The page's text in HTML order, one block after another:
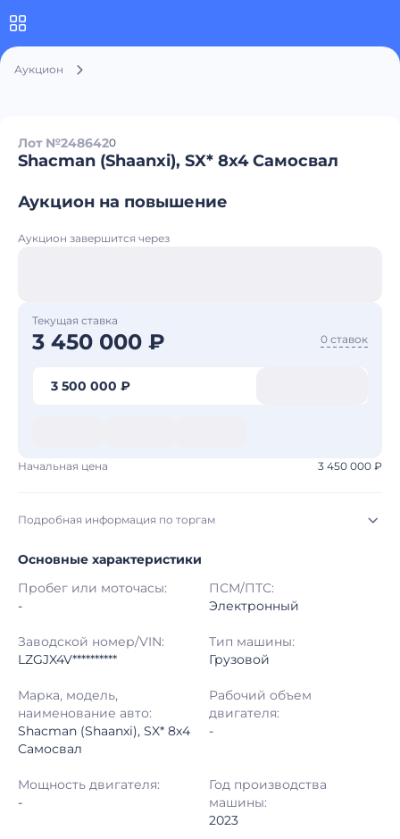
Аукцион
Лот №2486420
Shacman (Shaanxi), SX* 8x4 Самосвал
Аукцион на повышение
Аукцион завершится через
Текущая ставка
3 450 000 ₽ 0 ставок
3 500 000 ₽
Начальная цена 3 450 000 ₽
Подробная информация по торгам
Начало торгов: 05.08.2026, 01:27 МСК
12.08.2026, 00:20 МСК
Тип аукциона: Открытые торги
Шаг торгов: 50 000 ₽
Кол-во ставок:
Регион: Забайкальский Край
Основные характеристики
Пробег или моточасы:
-
ПСМ/ПТС:
Электронный
Заводской номер/VIN:
LZGJX4V**********
Тип машины:
Грузовой
Марка, модель,
наименование авто:
Shacman (Shaanxi), SX* 8x4
Самосвал
Рабочий объем
двигателя:
-
Мощность двигателя:
-
Год производства
машины:
2023